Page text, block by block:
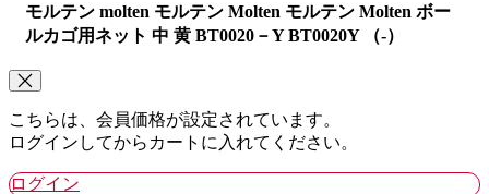
モルテン molten モルテン Molten モルテン Molten ボー
ルカゴ用ネット 中 黄 BT0020－Y BT0020Y （-）
こちらは、会員価格が設定されています。
ログインしてからカートに入れてください。
ログイン